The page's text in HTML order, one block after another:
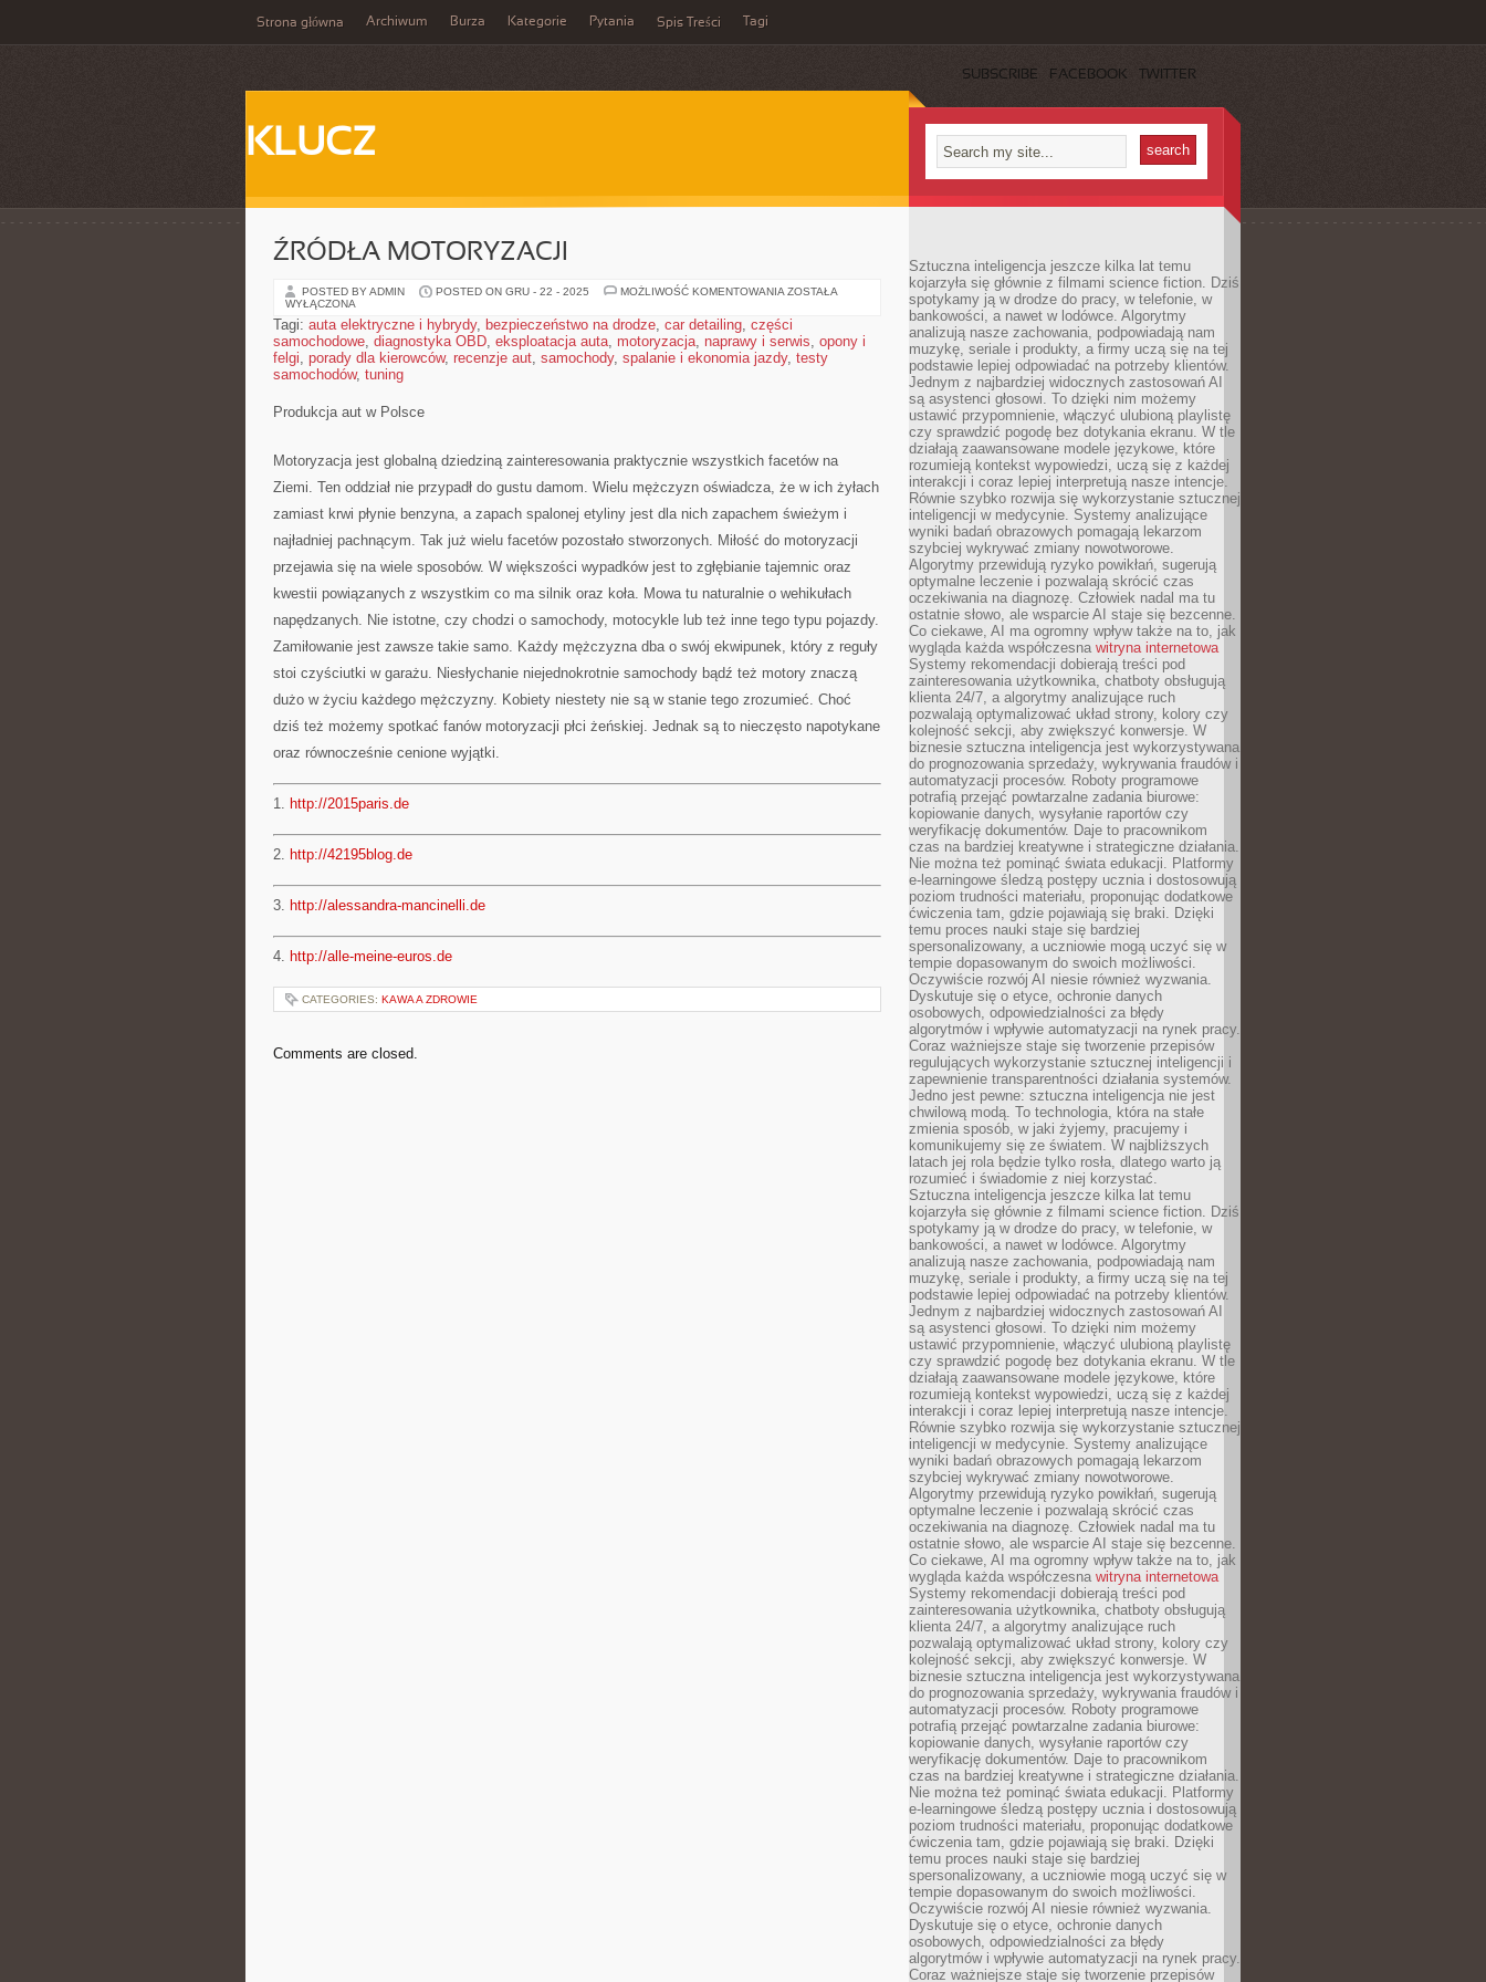
Strona główna Archiwum Burza Kategorie Pytania Spis Treści Tagi
SUBSCRIBE FACEBOOK TWITTER
KLUCZ
ŹRÓDŁA MOTORYZACJI
POSTED BY ADMIN POSTED ON GRU - 22 - 2025 MOŻLIWOŚĆ KOMENTOWANIA ŹRÓDŁA
ZOSTAŁA
WYŁĄCZONA
Tagi: auta elektryczne i hybrydy, bezpieczeństwo na drodze, car detailing, części
samochodowe, diagnostyka OBD, eksploatacja auta, motoryzacja, naprawy i serwis, opony i
felgi, porady dla kierowców, recenzje aut, samochody, spalanie i ekonomia jazdy, testy
samochodów, tuning
Produkcja aut w Polsce
Motoryzacja jest globalną dziedziną zainteresowania praktycznie wszystkich facetów na
Ziemi. Ten oddział nie przypadł do gustu damom. Wielu mężczyzn oświadcza, że w ich żyłach
zamiast krwi płynie benzyna, a zapach spalonej etyliny jest dla nich zapachem świeżym i
najładniej pachnącym. Tak już wielu facetów pozostało stworzonych. Miłość do motoryzacji
przejawia się na wiele sposobów. W większości wypadków jest to zgłębianie tajemnic oraz
kwestii powiązanych z wszystkim co ma silnik oraz koła. Mowa tu naturalnie o wehikułach
napędzanych. Nie istotne, czy chodzi o samochody, motocykle lub też inne tego typu pojazdy.
Zamiłowanie jest zawsze takie samo. Każdy mężczyzna dba o swój ekwipunek, który z reguły
stoi czyściutki w garażu. Niesłychanie niejednokrotnie samochody bądź też motory znaczą
dużo w życiu każdego mężczyzny. Kobiety niestety nie są w stanie tego zrozumieć. Choć
dziś też możemy spotkać fanów motoryzacji płci żeńskiej. Jednak są to nieczęsto napotykane
oraz równocześnie cenione wyjątki.
1. http://2015paris.de
2. http://42195blog.de
3. http://alessandra-mancinelli.de
4. http://alle-meine-euros.de
CATEGORIES: KAWA A ZDROWIE
Comments are closed.
Sztuczna inteligencja jeszcze kilka lat temu
kojarzyła się głównie z filmami science fiction. Dziś
spotykamy ją w drodze do pracy, w telefonie, w
bankowości, a nawet w lodówce. Algorytmy
analizują nasze zachowania, podpowiadają nam
muzykę, seriale i produkty, a firmy uczą się na tej
podstawie lepiej odpowiadać na potrzeby klientów.
Jednym z najbardziej widocznych zastosowań AI
są asystenci głosowi. To dzięki nim możemy
ustawić przypomnienie, włączyć ulubioną playlistę
czy sprawdzić pogodę bez dotykania ekranu. W tle
działają zaawansowane modele językowe, które
rozumieją kontekst wypowiedzi, uczą się z każdej
interakcji i coraz lepiej interpretują nasze intencje.
Równie szybko rozwija się wykorzystanie sztucznej
inteligencji w medycynie. Systemy analizujące
wyniki badań obrazowych pomagają lekarzom
szybciej wykrywać zmiany nowotworowe.
Algorytmy przewidują ryzyko powikłań, sugerują
optymalne leczenie i pozwalają skrócić czas
oczekiwania na diagnozę. Człowiek nadal ma tu
ostatnie słowo, ale wsparcie AI staje się bezcenne.
Co ciekawe, AI ma ogromny wpływ także na to, jak
wygląda każda współczesna witryna internetowa
Systemy rekomendacji dobierają treści pod
zainteresowania użytkownika, chatboty obsługują
klienta 24/7, a algorytmy analizujące ruch
pozwalają optymalizować układ strony, kolory czy
kolejność sekcji, aby zwiększyć konwersje. W
biznesie sztuczna inteligencja jest wykorzystywana
do prognozowania sprzedaży, wykrywania fraudów i
automatyzacji procesów. Roboty programowe
potrafią przejąć powtarzalne zadania biurowe:
kopiowanie danych, wysyłanie raportów czy
weryfikację dokumentów. Daje to pracownikom
czas na bardziej kreatywne i strategiczne działania.
Nie można też pominąć świata edukacji. Platformy
e-learningowe śledzą postępy ucznia i dostosowują
poziom trudności materiału, proponując dodatkowe
ćwiczenia tam, gdzie pojawiają się braki. Dzięki
temu proces nauki staje się bardziej
spersonalizowany, a uczniowie mogą uczyć się w
tempie dopasowanym do swoich możliwości.
Oczywiście rozwój AI niesie również wyzwania.
Dyskutuje się o etyce, ochronie danych
osobowych, odpowiedzialności za błędy
algorytmów i wpływie automatyzacji na rynek pracy.
Coraz ważniejsze staje się tworzenie przepisów
regulujących wykorzystanie sztucznej inteligencji i
zapewnienie transparentności działania systemów.
Jedno jest pewne: sztuczna inteligencja nie jest
chwilową modą. To technologia, która na stałe
zmienia sposób, w jaki żyjemy, pracujemy i
komunikujemy się ze światem. W najbliższych
latach jej rola będzie tylko rosła, dlatego warto ją
rozumieć i świadomie z niej korzystać.
Sztuczna inteligencja jeszcze kilka lat temu
kojarzyła się głównie z filmami science fiction. Dziś
spotykamy ją w drodze do pracy, w telefonie, w
bankowości, a nawet w lodówce. Algorytmy
analizują nasze zachowania, podpowiadają nam
muzykę, seriale i produkty, a firmy uczą się na tej
podstawie lepiej odpowiadać na potrzeby klientów.
Jednym z najbardziej widocznych zastosowań AI
są asystenci głosowi. To dzięki nim możemy
ustawić przypomnienie, włączyć ulubioną playlistę
czy sprawdzić pogodę bez dotykania ekranu. W tle
działają zaawansowane modele językowe, które
rozumieją kontekst wypowiedzi, uczą się z każdej
interakcji i coraz lepiej interpretują nasze intencje.
Równie szybko rozwija się wykorzystanie sztucznej
inteligencji w medycynie. Systemy analizujące
wyniki badań obrazowych pomagają lekarzom
szybciej wykrywać zmiany nowotworowe.
Algorytmy przewidują ryzyko powikłań, sugerują
optymalne leczenie i pozwalają skrócić czas
oczekiwania na diagnozę. Człowiek nadal ma tu
ostatnie słowo, ale wsparcie AI staje się bezcenne.
Co ciekawe, AI ma ogromny wpływ także na to, jak
wygląda każda współczesna witryna internetowa
Systemy rekomendacji dobierają treści pod
zainteresowania użytkownika, chatboty obsługują
klienta 24/7, a algorytmy analizujące ruch
pozwalają optymalizować układ strony, kolory czy
kolejność sekcji, aby zwiększyć konwersje. W
biznesie sztuczna inteligencja jest wykorzystywana
do prognozowania sprzedaży, wykrywania fraudów i
automatyzacji procesów. Roboty programowe
potrafią przejąć powtarzalne zadania biurowe:
kopiowanie danych, wysyłanie raportów czy
weryfikację dokumentów. Daje to pracownikom
czas na bardziej kreatywne i strategiczne działania.
Nie można też pominąć świata edukacji. Platformy
e-learningowe śledzą postępy ucznia i dostosowują
poziom trudności materiału, proponując dodatkowe
ćwiczenia tam, gdzie pojawiają się braki. Dzięki
temu proces nauki staje się bardziej
spersonalizowany, a uczniowie mogą uczyć się w
tempie dopasowanym do swoich możliwości.
Oczywiście rozwój AI niesie również wyzwania.
Dyskutuje się o etyce, ochronie danych
osobowych, odpowiedzialności za błędy
algorytmów i wpływie automatyzacji na rynek pracy.
Coraz ważniejsze staje się tworzenie przepisów